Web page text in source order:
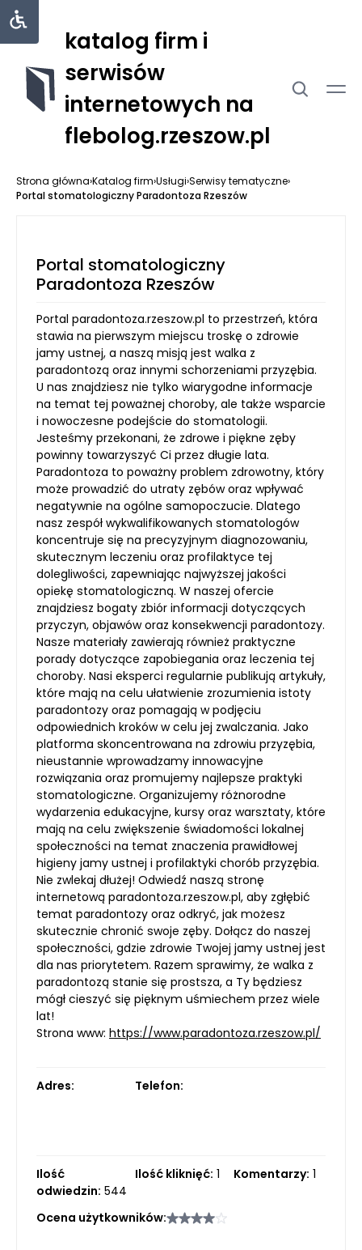
katalog firm i
serwisów
internetowych na
flebolog.rzeszow.pl
Strona główna›Katalog firm›Usługi›Serwisy tematyczne›
Portal stomatologiczny Paradontoza Rzeszów
Portal stomatologiczny
Paradontoza Rzeszów
Portal paradontoza.rzeszow.pl to przestrzeń, która
stawia na pierwszym miejscu troskę o zdrowie
jamy ustnej, a naszą misją jest walka z
paradontozą oraz innymi schorzeniami przyzębia.
U nas znajdziesz nie tylko wiarygodne informacje
na temat tej poważnej choroby, ale także wsparcie
i nowoczesne podejście do stomatologii.
Jesteśmy przekonani, że zdrowe i piękne zęby
powinny towarzyszyć Ci przez długie lata.
Paradontoza to poważny problem zdrowotny, który
może prowadzić do utraty zębów oraz wpływać
negatywnie na ogólne samopoczucie. Dlatego
nasz zespół wykwalifikowanych stomatologów
koncentruje się na precyzyjnym diagnozowaniu,
skutecznym leczeniu oraz profilaktyce tej
dolegliwości, zapewniając najwyższej jakości
opiekę stomatologiczną. W naszej ofercie
znajdziesz bogaty zbiór informacji dotyczących
przyczyn, objawów oraz konsekwencji paradontozy.
Nasze materiały zawierają również praktyczne
porady dotyczące zapobiegania oraz leczenia tej
choroby. Nasi eksperci regularnie publikują artykuły,
które mają na celu ułatwienie zrozumienia istoty
paradontozy oraz pomagają w podjęciu
odpowiednich kroków w celu jej zwalczania. Jako
platforma skoncentrowana na zdrowiu przyzębia,
nieustannie wprowadzamy innowacyjne
rozwiązania oraz promujemy najlepsze praktyki
stomatologiczne. Organizujemy różnorodne
wydarzenia edukacyjne, kursy oraz warsztaty, które
mają na celu zwiększenie świadomości lokalnej
społeczności na temat znaczenia prawidłowej
higieny jamy ustnej i profilaktyki chorób przyzębia.
Nie zwlekaj dłużej! Odwiedź naszą stronę
internetową paradontoza.rzeszow.pl, aby zgłębić
temat paradontozy oraz odkryć, jak możesz
skutecznie chronić swoje zęby. Dołącz do naszej
społeczności, gdzie zdrowie Twojej jamy ustnej jest
dla nas priorytetem. Razem sprawimy, że walka z
paradontozą stanie się prostsza, a Ty będziesz
mógł cieszyć się pięknym uśmiechem przez wiele
lat!
Strona www: https://www.paradontoza.rzeszow.pl/
Adres: Telefon:
Ilość
odwiedzin: 544
Ilość kliknięć: 1 Komentarzy: 1
Ocena użytkowników: